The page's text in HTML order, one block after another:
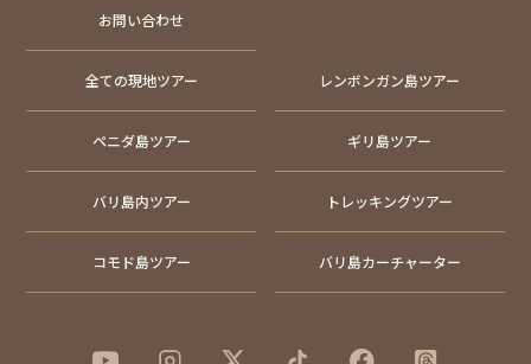
お問い合わせ
全ての現地ツアー レンボンガン島ツアー
ペニダ島ツアー ギリ島ツアー
バリ島内ツアー トレッキングツアー
コモド島ツアー バリ島カーチャーター